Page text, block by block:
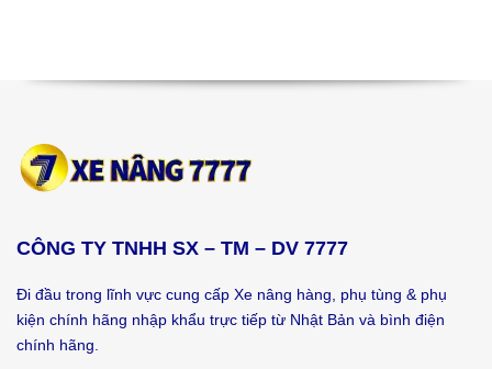
CÔNG TY TNHH SX – TM – DV 7777
Đi đầu trong lĩnh vực cung cấp Xe nâng hàng, phụ tùng & phụ
kiện chính hãng nhập khẩu trực tiếp từ Nhật Bản và bình điện
chính hãng.